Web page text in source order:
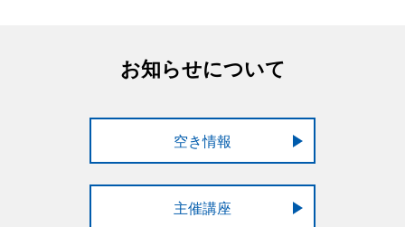
お知らせについて
空き情報
主催講座